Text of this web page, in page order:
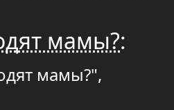
мамы?:
мамы?",